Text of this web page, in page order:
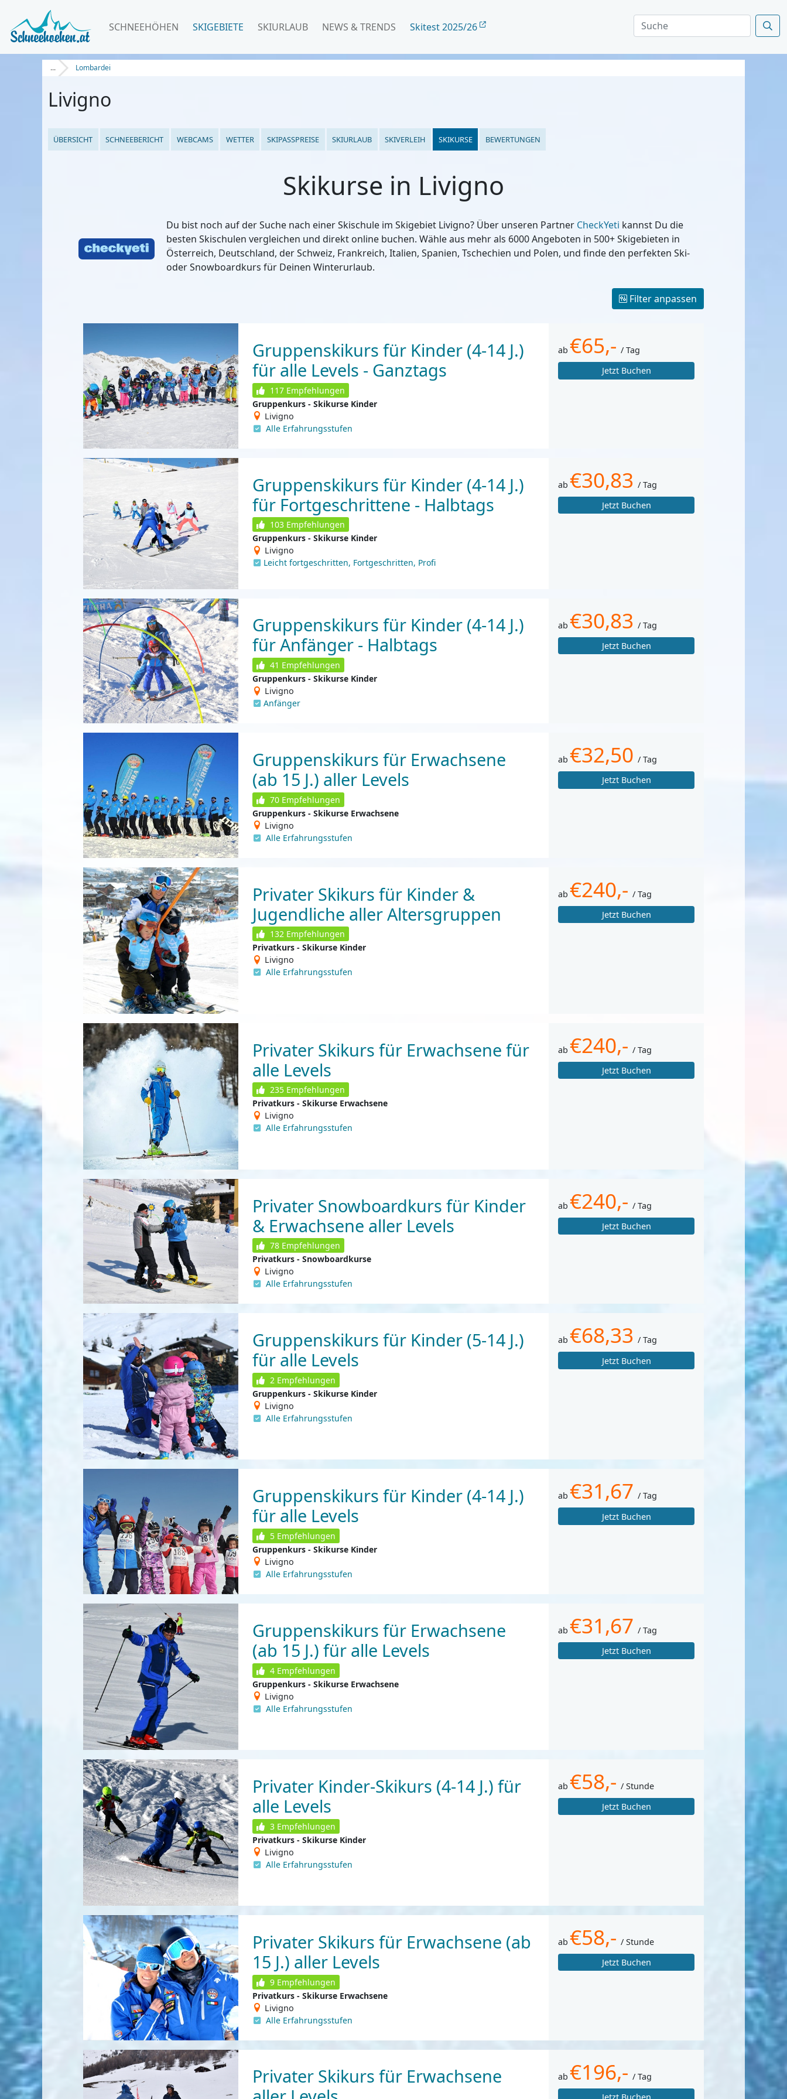
SCHNEEHÖHEN SKIGEBIETE SKIURLAUB NEWS & TRENDS Skitest 2025/26
... Lombardei
Livigno
ÜBERSICHT SCHNEEBERICHT WEBCAMS WETTER SKIPASSPREISE SKIURLAUB SKIVERLEIH SKIKURSE BEWERTUNGEN
Skikurse in Livigno
Du bist noch auf der Suche nach einer Skischule im Skigebiet Livigno? Über unseren Partner CheckYeti kannst Du die
besten Skischulen vergleichen und direkt online buchen. Wähle aus mehr als 6000 Angeboten in 500+ Skigebieten in
Österreich, Deutschland, der Schweiz, Frankreich, Italien, Spanien, Tschechien und Polen, und finde den perfekten Ski-
oder Snowboardkurs für Deinen Winterurlaub.
Filter anpassen
Gruppenskikurs für Kinder (4-14 J.)
für alle Levels - Ganztags
117Empfehlungen
Gruppenkurs - Skikurse Kinder
Livigno
Alle Erfahrungsstufen
ab €65,- / Tag
Jetzt Buchen
Gruppenskikurs für Kinder (4-14 J.)
für Fortgeschrittene - Halbtags
103Empfehlungen
Gruppenkurs - Skikurse Kinder
Livigno
Leicht fortgeschritten, Fortgeschritten, Profi
ab €30,83 / Tag
Jetzt Buchen
Gruppenskikurs für Kinder (4-14 J.)
für Anfänger - Halbtags
41 Empfehlungen
Gruppenkurs - Skikurse Kinder
Livigno
Anfänger
ab €30,83 / Tag
Jetzt Buchen
Gruppenskikurs für Erwachsene
(ab 15 J.) aller Levels
70Empfehlungen
Gruppenkurs - Skikurse Erwachsene
Livigno
Alle Erfahrungsstufen
ab €32,50 / Tag
Jetzt Buchen
Privater Skikurs für Kinder &
Jugendliche aller Altersgruppen
132Empfehlungen
Privatkurs - Skikurse Kinder
Livigno
Alle Erfahrungsstufen
ab €240,- / Tag
Jetzt Buchen
Privater Skikurs für Erwachsene für
alle Levels
235Empfehlungen
Privatkurs - Skikurse Erwachsene
Livigno
Alle Erfahrungsstufen
ab €240,- / Tag
Jetzt Buchen
Privater Snowboardkurs für Kinder
& Erwachsene aller Levels
78Empfehlungen
Privatkurs - Snowboardkurse
Livigno
Alle Erfahrungsstufen
ab €240,- / Tag
Jetzt Buchen
Gruppenskikurs für Kinder (5-14 J.)
für alle Levels
2Empfehlungen
Gruppenkurs - Skikurse Kinder
Livigno
Alle Erfahrungsstufen
ab €68,33 / Tag
Jetzt Buchen
Gruppenskikurs für Kinder (4-14 J.)
für alle Levels
5Empfehlungen
Gruppenkurs - Skikurse Kinder
Livigno
Alle Erfahrungsstufen
ab €31,67 / Tag
Jetzt Buchen
Gruppenskikurs für Erwachsene
(ab 15 J.) für alle Levels
4Empfehlungen
Gruppenkurs - Skikurse Erwachsene
Livigno
Alle Erfahrungsstufen
ab €31,67 / Tag
Jetzt Buchen
Privater Kinder-Skikurs (4-14 J.) für
alle Levels
3Empfehlungen
Privatkurs - Skikurse Kinder
Livigno
Alle Erfahrungsstufen
ab €58,- / Stunde
Jetzt Buchen
Privater Skikurs für Erwachsene (ab
15 J.) aller Levels
9Empfehlungen
Privatkurs - Skikurse Erwachsene
Livigno
Alle Erfahrungsstufen
ab €58,- / Stunde
Jetzt Buchen
Privater Skikurs für Erwachsene
ab €196,- / Tag